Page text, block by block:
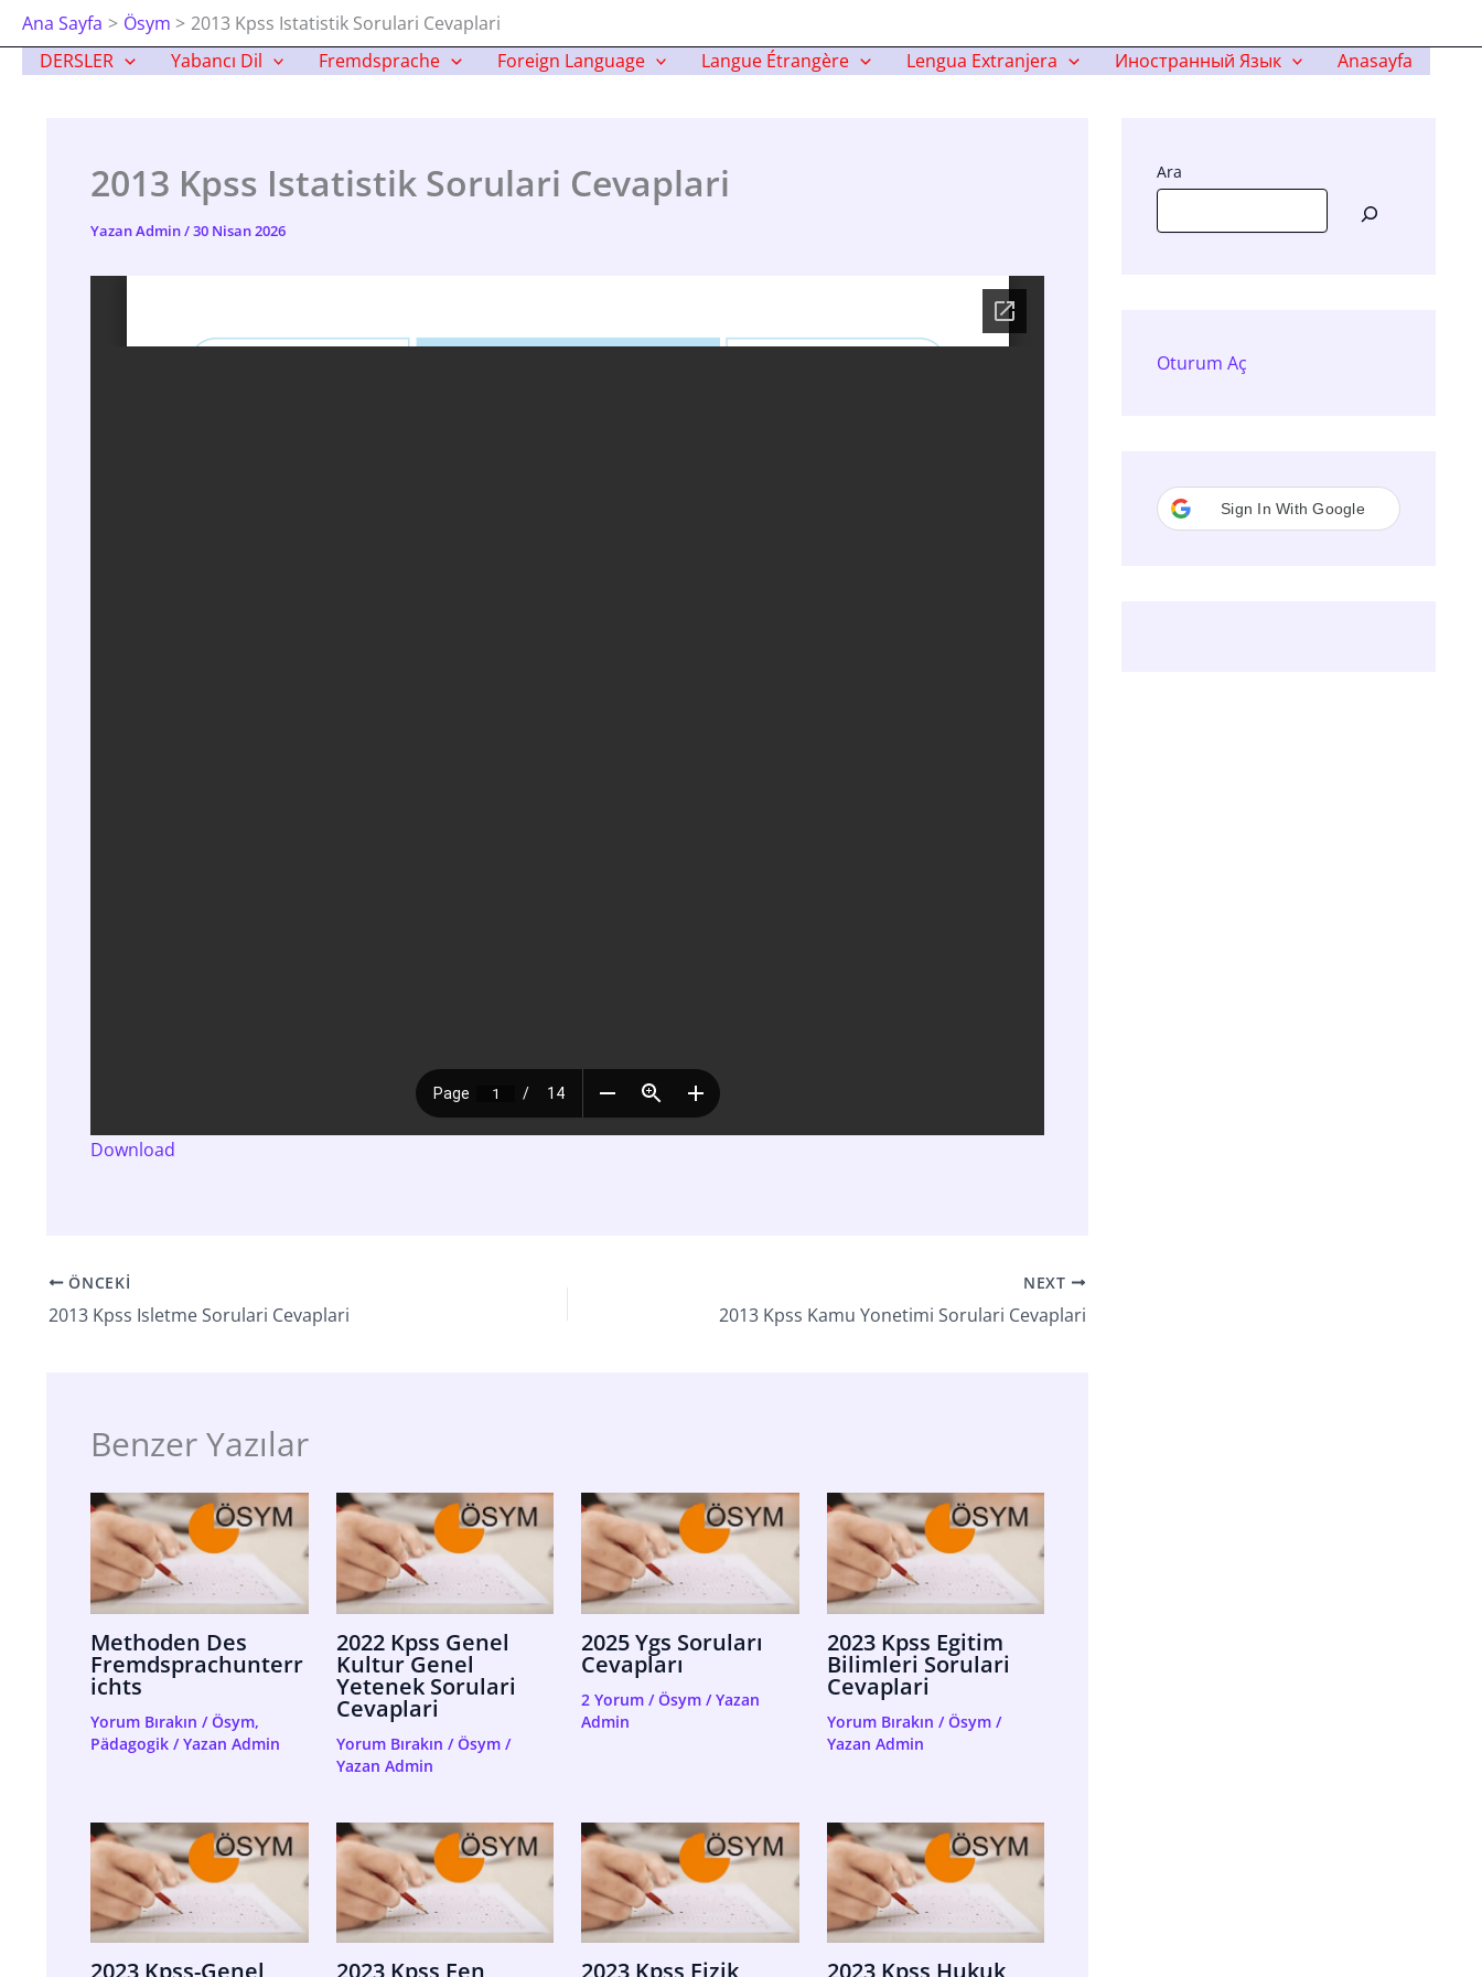
İçeriğe
Atla
DERSLER Yabancı Dil Fremdsprache Foreign Language Langue Étrangère Lengua Extranjera Иностранный Язык Anasayfa
Ana Sayfa Ösym 2013 Kpss Istatistik Sorulari Cevaplari
2013 Kpss Istatistik Sorulari Cevaplari
YazanAdmin/30 Nisan 2026
Download
ÖNCEKI
2013 Kpss Isletme Sorulari Cevaplari
NEXT
2013 Kpss Kamu Yonetimi Sorulari Cevaplari
Benzer Yazılar
Methoden Des
Fremdsprachunterr
Ichts
Yorum Bırakın /Ösym,
Pädagogik / Yazan Admin
2022 Kpss Genel
Kultur Genel
Yetenek Sorulari
Cevaplari
Yorum Bırakın /Ösym/
Yazan Admin
2025 Ygs Soruları
Cevapları
2 Yorum /Ösym / Yazan
Admin
2023 Kpss Egitim
Bilimleri Sorulari
Cevaplari
Yorum Bırakın /Ösym/
Yazan Admin
Ara
Oturum Aç
Sign In With Google